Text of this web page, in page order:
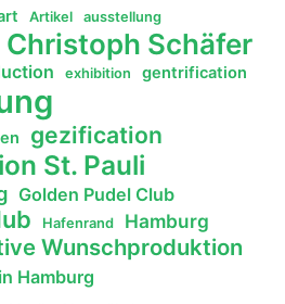
Artikel ausstellung
Christoph Schäfer
exhibition gentrification
gezification
St. Pauli
Golden Pudel Club
Hafenrand Hamburg
Wunschproduktion
Hamburg